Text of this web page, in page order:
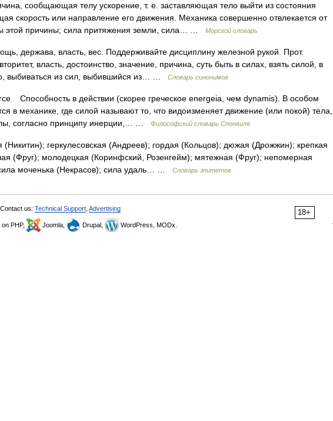
сообщающая телу ускорение, т. е. заставляющая тело выйти из состояния
скорость или направление его движения. Механика совершенно отвлекается от
этой причины; сила притяжения земли, сила… …
Морской словарь
держава, власть, вес. Поддерживайте дисциплину железной рукой. Прот.
власть, достоинство, значение, причина, суть быть в силах, взять силой, в
выбиваться из сил, выбившийся из… …
Словарь синонимов
Способность в действии (скорее греческое energeia, чем dynamis). В особом
в механике, где силой называют то, что видоизменяет движение (или покой) тела,
согласно принципу инерции,… …
Философский словарь Спонвиля
(Никитин); геркулесовская (Андреев); гордая (Кольцов); дюжая (Дрожжин); крепкая
(Фруг); молодецкая (Коринфский, Розенгейм); мятежная (Фруг); непомерная
моченька (Некрасов); сила удаль… …
Словарь эпитетов
18+
Contact us: Technical Support Advertising
on PHP, Joomla, Drupal, WordPress, MODx.